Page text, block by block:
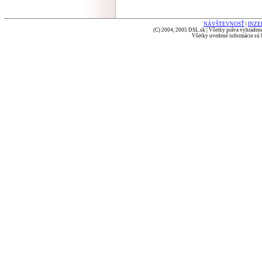
NÁVŠTEVNOSŤ
(C) 2004, 2005 DSL.sk | Všetky práva
Všetky uvedené informácie sú